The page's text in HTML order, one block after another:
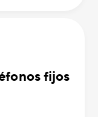
fijos